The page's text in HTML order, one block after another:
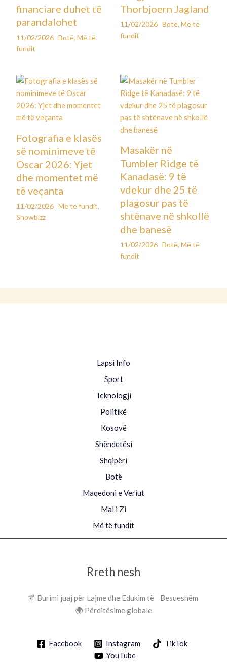
financiare duhet të
parandalohet
11/02/2026 Botë,Më të
fundit
Thorbjoern Jagland
11/02/2026 Botë, Më të
fundit
Fotografia e klasës
së nominimeve të
Oscar 2026: Yjet
dhe momentet më
të veçanta
11/02/2026 Më të fundit,
Showbizz
Masakër në
Tumbler Ridge të
Kanadasë: 9 të
vdekur dhe 25 të
plagosur pas të
shtënave në shkollë
dhe banesë
11/02/2026 Botë, Më të
fundit
Lapsi Info
Sport
Teknologji
Politikë
Kosovë
Shëndetësi
Shqipëri
Botë
Maqedoni e Veriut
Mal i Zi
Më të fundit
Rreth nesh
📰 Burimi juaj për Lajme dhe Edukim të Besueshëm
🌍 Përditësime globale
Facebook Instagram
TikTok
YouTube